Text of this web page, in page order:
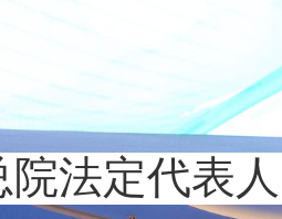
院法定代表